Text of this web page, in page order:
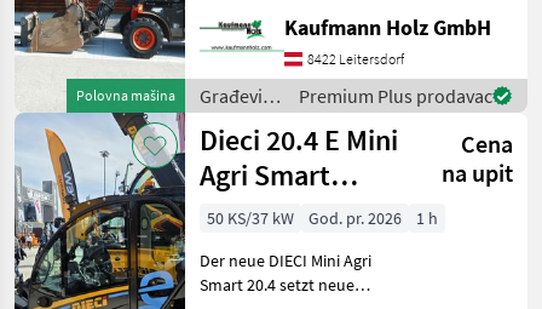
Polovna mašina
Stunden 3 Tonnen Hubkraft
7 Meter Hubhöhe 63 KW
Kubota Turbo Motor nur
Kaufmann Holz GmbH
8422 Leitersdorf
Građevinski
strojevi /
Ausa
Premium Plus prodavac
Dieci 20.4 E Mini
Agri Smart
ELEKTRO
Teleskoplader
TOP
Cena
na upit
50 KS/37 kW God. pr. 2026
1 h
Der neue DIECI Mini Agri
Smart 20.4 setzt neue